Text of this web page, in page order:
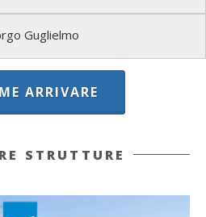
Guglielmo
ARRIVARE
STRUTTURE